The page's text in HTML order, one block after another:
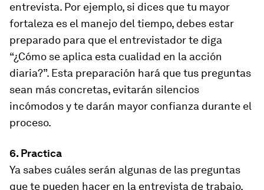
entrevista. Por ejemplo, si dices que tu mayor
fortaleza es el manejo del tiempo, debes estar
preparado para que el entrevistador te diga
“¿Cómo se aplica esta cualidad en la acción
diaria?”. Esta preparación hará que tus preguntas
sean más concretas, evitarán silencios
incómodos y te darán mayor confianza durante el
proceso.
6. Practica
Ya sabes cuáles serán algunas de las preguntas
que te pueden hacer en la entrevista de trabajo.